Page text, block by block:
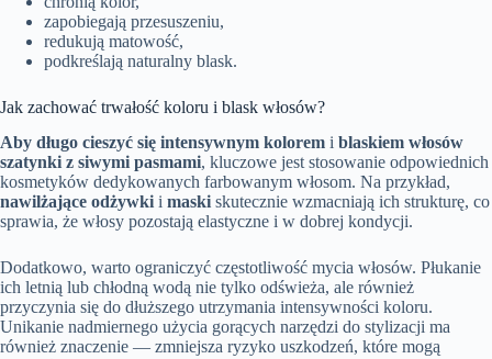
zapobiegają przesuszeniu,
redukują matowość,
podkreślają naturalny blask.
Jak zachować trwałość koloru i blask włosów?
Aby długo cieszyć się intensywnym kolorem i blaskiem włosów
szatynki z siwymi pasmami, kluczowe jest stosowanie odpowiednich
kosmetyków dedykowanych farbowanym włosom. Na przykład,
nawilżające odżywki i maski skutecznie wzmacniają ich strukturę, co
sprawia, że włosy pozostają elastyczne i w dobrej kondycji.
Dodatkowo, warto ograniczyć częstotliwość mycia włosów. Płukanie
ich letnią lub chłodną wodą nie tylko odświeża, ale również
przyczynia się do dłuższego utrzymania intensywności koloru.
Unikanie nadmiernego użycia gorących narzędzi do stylizacji ma
również znaczenie — zmniejsza ryzyko uszkodzeń, które mogą